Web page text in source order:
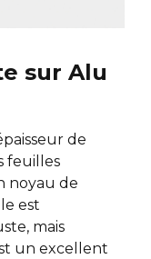
sur Alu
de
feuilles
noyau de
est
mais
un excellent